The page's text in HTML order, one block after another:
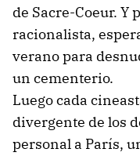
de Sacre-Coeur. Y
racionalista,
verano para
un cementerio.
Luego cada
divergente de los
personal a París,